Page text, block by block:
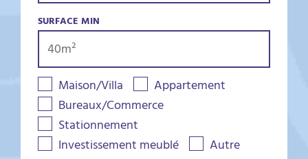
SURFACE MIN
Maison/Villa
Appartement
Bureaux/Commerce
Stationnement
Investissement meublé
Autre